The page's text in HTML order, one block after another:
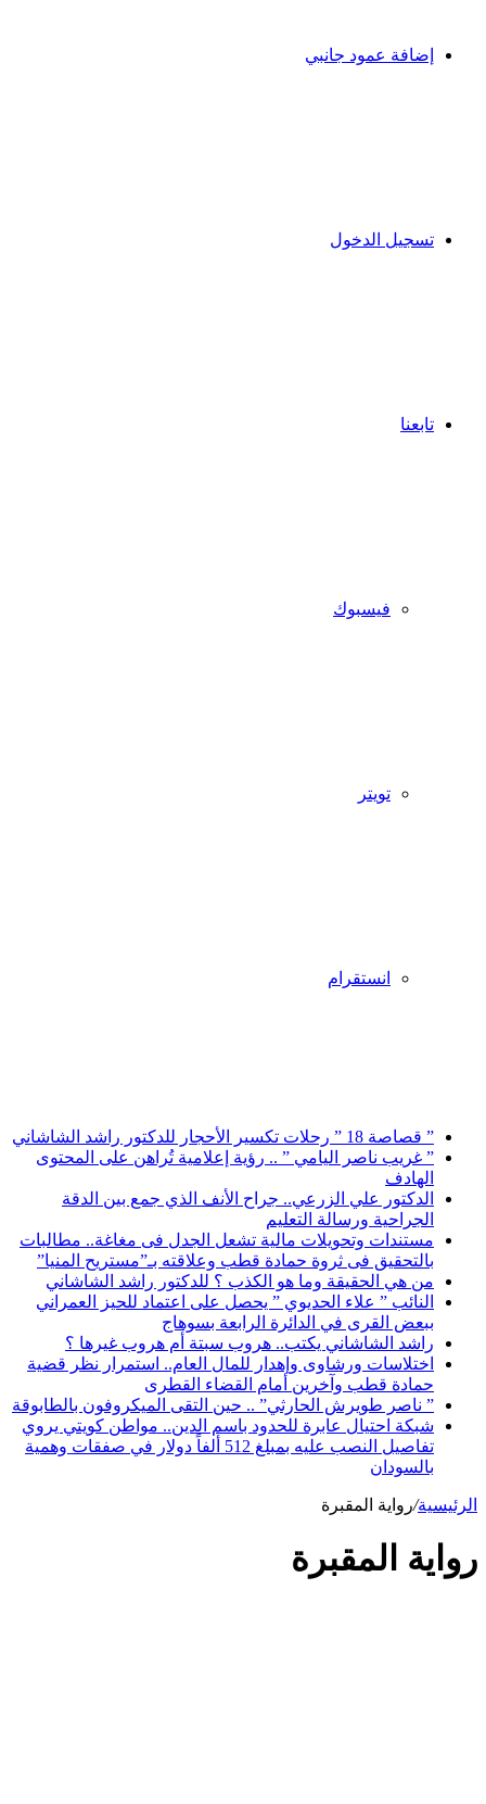
إضافة عمود جانبي
تسجيل الدخول
تابعنا
فيسبوك
تويتر
انستقرام
” قصاصة 18 ” رحلات تكسير الأحجار للدكتور راشد الشاشاني
” غريب ناصر اليامي ” .. رؤية إعلامية تُراهن على المحتوى
الهادف
الدكتور علي الزرعي.. جراح الأنف الذي جمع بين الدقة
الجراحية ورسالة التعليم
مستندات وتحويلات مالية تشعل الجدل فى مغاغة.. مطالبات
بالتحقيق فى ثروة حمادة قطب وعلاقته بـ”مستريح المنيا”
من هي الحقيقة وما هو الكذب ؟ للدكتور راشد الشاشاني
النائب ” علاء الحديوي ” يحصل على اعتماد للحيز العمراني
ببعض القرى في الدائرة الرابعة بسوهاج
راشد الشاشاني يكتب.. هروب سبتة أم هروب غيرها ؟
اختلاسات ورشاوى وإهدار للمال العام.. استمرار نظر قضية
حمادة قطب وآخرين أمام القضاء القطرى
” ناصر طويرش الحارثي” .. حين التقى الميكروفون بالطابوقة
شبكة احتيال عابرة للحدود باسم الدين.. مواطن كويتي يروي
تفاصيل النصب عليه بمبلغ 512 ألفاً دولار في صفقات وهمية
بالسودان
الرئيسية/رواية المقبرة
رواية المقبرة